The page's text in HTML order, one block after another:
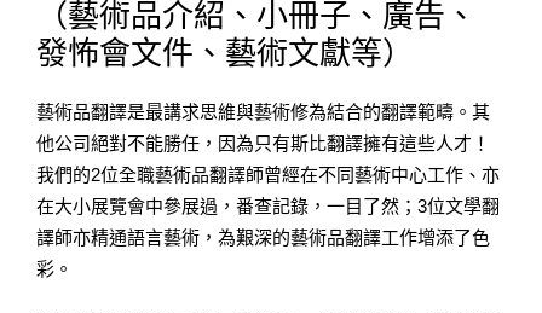
（藝術品介紹、小冊子、廣告、
發怖會文件、藝術文獻等）
藝術品翻譯是最講求思維與藝術修為結合的翻譯範疇。其
他公司絕對不能勝任，因為只有斯比翻譯擁有這些人才！
我們的2位全職藝術品翻譯師曾經在不同藝術中心工作、亦
在大小展覽會中參展過，番查記錄，一目了然；3位文學翻
譯師亦精通語言藝術，為艱深的藝術品翻譯工作增添了色
彩。